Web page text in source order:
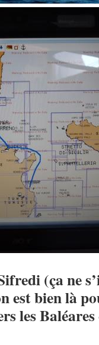
(ça ne
est bien là
les